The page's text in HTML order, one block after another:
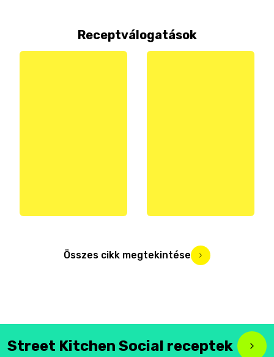
Receptválogatások
Összes cikk megtekintése
Street Kitchen Social receptek